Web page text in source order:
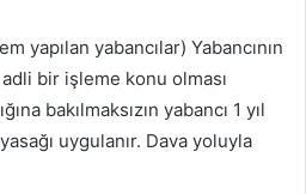
yapılan yabancılar) Yabancının
bir işleme konu olması
bakılmaksızın yabancı 1 yıl
uygulanır. Dava yoluyla